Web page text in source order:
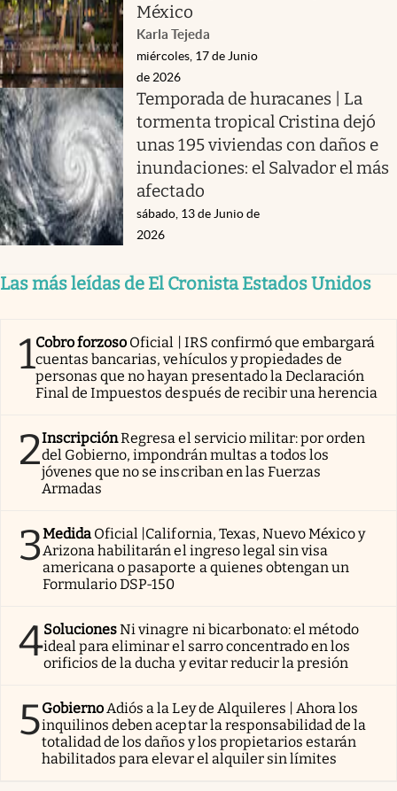
México
Karla Tejeda
miércoles, 17 de Junio
de 2026
Temporada de huracanes | La
tormenta tropical Cristina dejó
unas 195 viviendas con daños e
inundaciones: el Salvador el más
afectado
sábado, 13 de Junio de
2026
Las más leídas de El Cronista Estados Unidos
1Cobro forzoso Oficial | IRS confirmó que embargará
cuentas bancarias, vehículos y propiedades de
personas que no hayan presentado la Declaración
Final de Impuestos después de recibir una herencia
2InscripciónRegresa el servicio militar: por orden
del Gobierno, impondrán multas a todos los
jóvenes que no se inscriban en las Fuerzas
Armadas
3Medida Oficial |California, Texas, Nuevo México y
Arizona habilitarán el ingreso legal sin visa
americana o pasaporte a quienes obtengan un
Formulario DSP-150
4SolucionesNi vinagre ni bicarbonato: el método
ideal para eliminar el sarro concentrado en los
orificios de la ducha y evitar reducir la presión
5GobiernoAdiós a la Ley de Alquileres | Ahora los
inquilinos deben aceptar la responsabilidad de la
totalidad de los daños y los propietarios estarán
habilitados para elevar el alquiler sin límites